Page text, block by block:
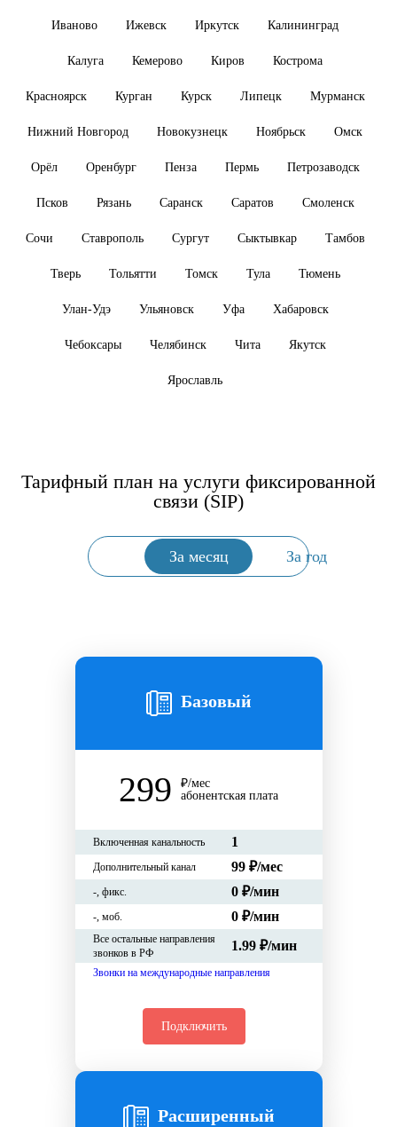
Иваново Ижевск Иркутск Калининград
Калуга Кемерово Киров Кострома
Красноярск Курган Курск Липецк Мурманск
Нижний Новгород Новокузнецк Ноябрьск Омск
Орёл Оренбург Пенза Пермь Петрозаводск
Псков Рязань Саранск Саратов Смоленск
Сочи Ставрополь Сургут Сыктывкар Тамбов
Тверь Тольятти Томск Тула Тюмень
Улан-Удэ Ульяновск Уфа Хабаровск
Чебоксары Челябинск Чита Якутск
Ярославль
Тарифный план на услуги фиксированной
связи (SIP)
За месяц
Базовый
299
₽/мес
абонентская плата
Включенная канальность 1
Дополнительный канал 99 ₽/мес
-, фикс. 0₽/мин
-, моб. 0₽/мин
Все остальные направления
звонков в РФ
1.99 ₽/мин
Звонки на международные направления
Подключить
Расширенный
За год